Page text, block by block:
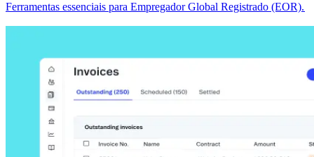
Ferramentas essenciais para Empregador Global Registrado (EOR).​​